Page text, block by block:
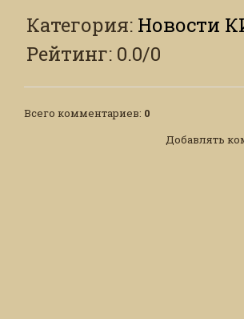
Категория: Новости
Рейтинг: 0.0/0
Всего комментариев: 0
Добавлять